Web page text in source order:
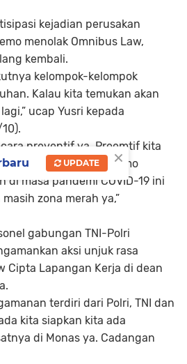
kejadian perusakan
menolak Omnibus Law,
kembali.
kelompok-kelompok
Kalau kita temukan akan
ucap Yusri kepada
preventif ya. Preemtif kita
yang mau demo
di masa pandemi COVID-19 ini
zona merah ya,”
gabungan TNI-Polri
aksi unjuk rasa
Cipta Lapangan Kerja di dean
terdiri dari Polri, TNI dan
kita siapkan kita ada
di Monas ya. Cadangan
×
UPDATE